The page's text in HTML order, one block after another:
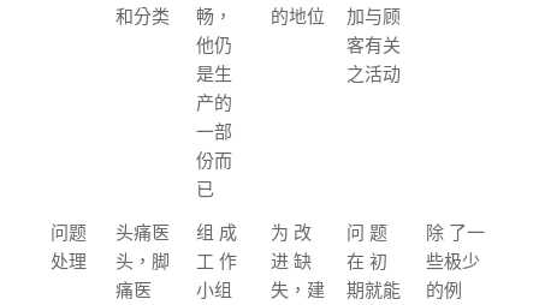
和分类
畅，
他仍
是生
产的
一部
份而
已
的地位
加与顾
客有关
之活动
问题
处理
头痛医
头，脚
痛医
组 成
工 作
小组
为 改
进 缺
失，建
问 题
在 初
期就能
除 了一
些极少
的例